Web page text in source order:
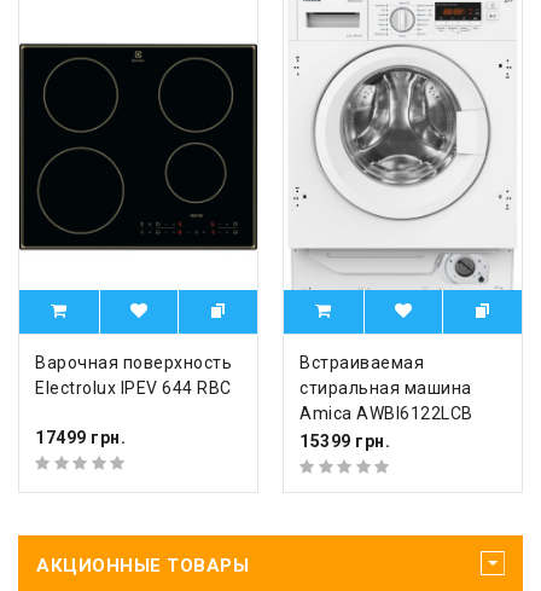
Варочная поверхность
Electrolux IPEV 644 RBC
17499 грн.
Встраиваемая
стиральная машина
Amica AWBI6122LCB
15399 грн.
АКЦИОННЫЕ ТОВАРЫ